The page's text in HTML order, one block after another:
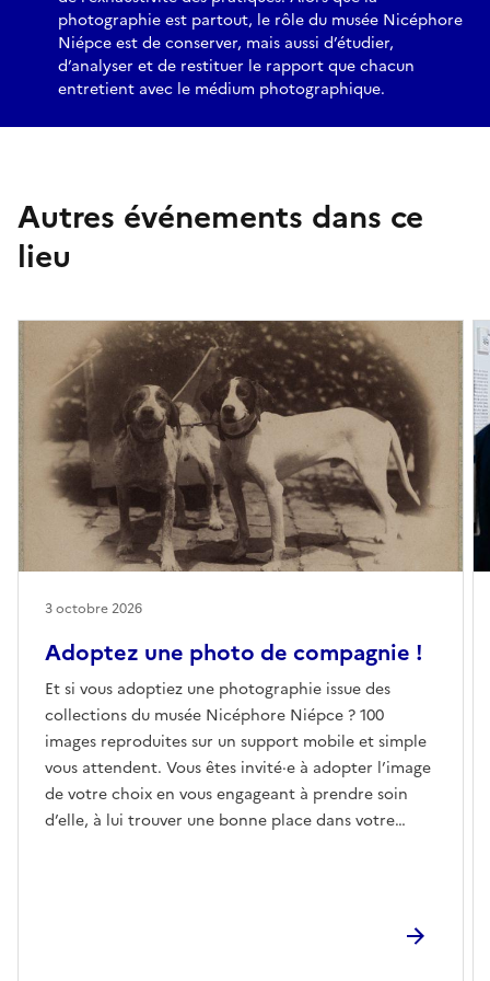
photographie est partout, le rôle du musée Nicéphore
Niépce est de conserver, mais aussi d’étudier,
d’analyser et de restituer le rapport que chacun
entretient avec le médium photographique.
Autres événements dans ce
lieu
Adoptez une photo de compagnie !
Et si vous adoptiez une photographie issue des
collections du musée Nicéphore Niépce ? 100
images reproduites sur un support mobile et simple
vous attendent. Vous êtes invité·e à adopter l’image
de votre choix en vous engageant à prendre soin
d’elle, à lui trouver une bonne place dans votre
avec un festival photo ou un centre d’art, les mêmes
3 octobre 2026